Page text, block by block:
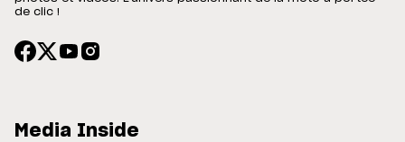
de clic !
Media Inside